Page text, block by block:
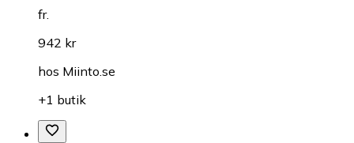
fr.
942 kr
hos Miinto.se
+1 butik